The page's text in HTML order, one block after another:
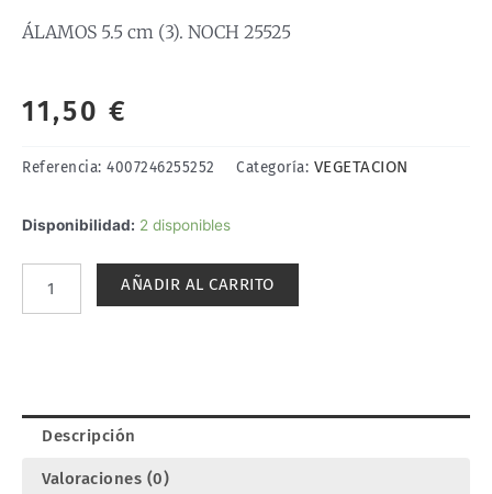
ÁLAMOS 5.5 cm (3). NOCH 25525
11,50 €
Referencia: 4007246255252 Categoría: VEGETACION
Disponibilidad: 2 disponibles
ÁLAMOS
AÑADIR AL CARRITO
Descripción
Valoraciones (0)